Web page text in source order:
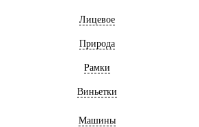
Лицевое
Природа
Рамки
Виньетки
Машины